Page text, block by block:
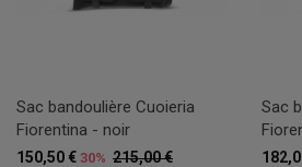
Sac bandoulière Cuoieria
Fiorentina - noir
215,00 €
150,50 € 30%
Sac